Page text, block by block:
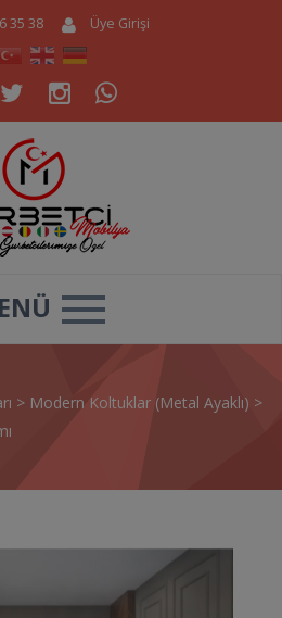
35 38 Üye Girişi
> Modern Koltuklar (Metal Ayaklı) >